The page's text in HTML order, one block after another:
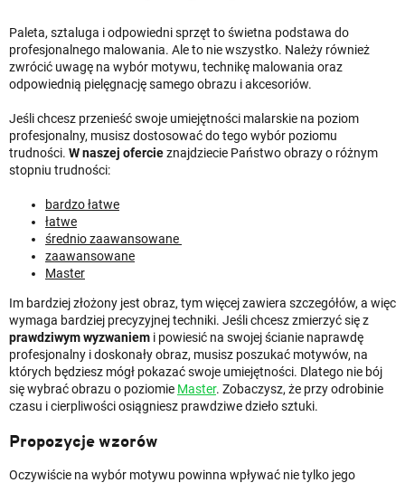
Paleta, sztaluga i odpowiedni sprzęt to świetna podstawa do
profesjonalnego malowania. Ale to nie wszystko. Należy również
zwrócić uwagę na wybór motywu, technikę malowania oraz
odpowiednią pielęgnację samego obrazu i akcesoriów.
Jeśli chcesz przenieść swoje umiejętności malarskie na poziom
profesjonalny, musisz dostosować do tego wybór poziomu
trudności. W naszej ofercieznajdziecie Państwo obrazy o różnym
stopniu trudności:
bardzo łatwe
łatwe
średnio zaawansowane
zaawansowane
Master
Im bardziej złożony jest obraz, tym więcej zawiera szczegółów, a więc
wymaga bardziej precyzyjnej techniki. Jeśli chcesz zmierzyć się z
prawdziwym wyzwaniem i powiesić na swojej ścianie naprawdę
profesjonalny i doskonały obraz, musisz poszukać motywów, na
których będziesz mógł pokazać swoje umiejętności. Dlatego nie bój
się wybrać obrazu o poziomie Master. Zobaczysz, że przy odrobinie
czasu i cierpliwości osiągniesz prawdziwe dzieło sztuki.
Propozycje wzorów
Oczywiście na wybór motywu powinna wpływać nie tylko jego